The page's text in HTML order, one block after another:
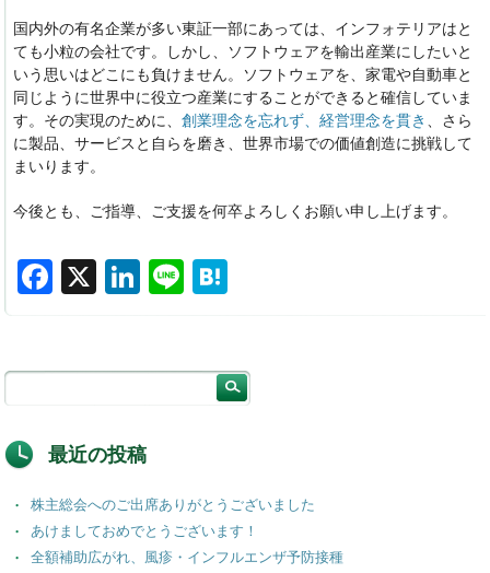
国内外の有名企業が多い東証一部にあっては、インフォテリアはと
ても小粒の会社です。しかし、ソフトウェアを輸出産業にしたいと
いう思いはどこにも負けません。ソフトウェアを、家電や自動車と
同じように世界中に役立つ産業にすることができると確信していま
す。その実現のために、創業理念を忘れず、経営理念を貫き
、さら
に製品、サービスと自らを磨き、世界市場での価値創造に挑戦して
まいります。
今後とも、ご指導、ご支援を何卒よろしくお願い申し上げます。
F
e
o
k
X
Li
e
n
Li
n
最近の投稿
株主総会へのご出席ありがとうございました
あけましておめでとうございます！
全額補助広がれ、風疹・インフルエンザ予防接種